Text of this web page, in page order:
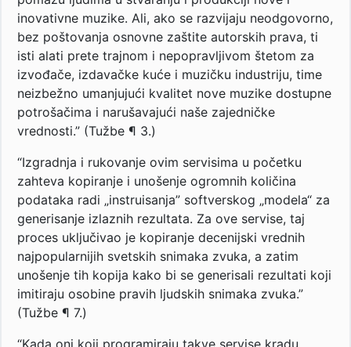
inovativne muzike. Ali, ako se razvijaju neodgovorno,
bez poštovanja osnovne zaštite autorskih prava, ti
isti alati prete trajnom i nepopravljivom štetom za
izvođače, izdavačke kuće i muzičku industriju, time
neizbežno umanjujući kvalitet nove muzike dostupne
potrošačima i narušavajući naše zajedničke
vrednosti.” (Tužbe ¶ 3.)
“Izgradnja i rukovanje ovim servisima u početku
zahteva kopiranje i unošenje ogromnih količina
podataka radi „instruisanja” softverskog „modela“ za
generisanje izlaznih rezultata. Za ove servise, taj
proces uključivao je kopiranje decenijski vrednih
najpopularnijih svetskih snimaka zvuka, a zatim
unošenje tih kopija kako bi se generisali rezultati koji
imitiraju osobine pravih ljudskih snimaka zvuka.”
(Tužbe ¶ 7.)
“Kada oni koji programiraju takve servise kradu